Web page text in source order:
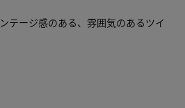
テージ感のある、雰囲気のあるツイ